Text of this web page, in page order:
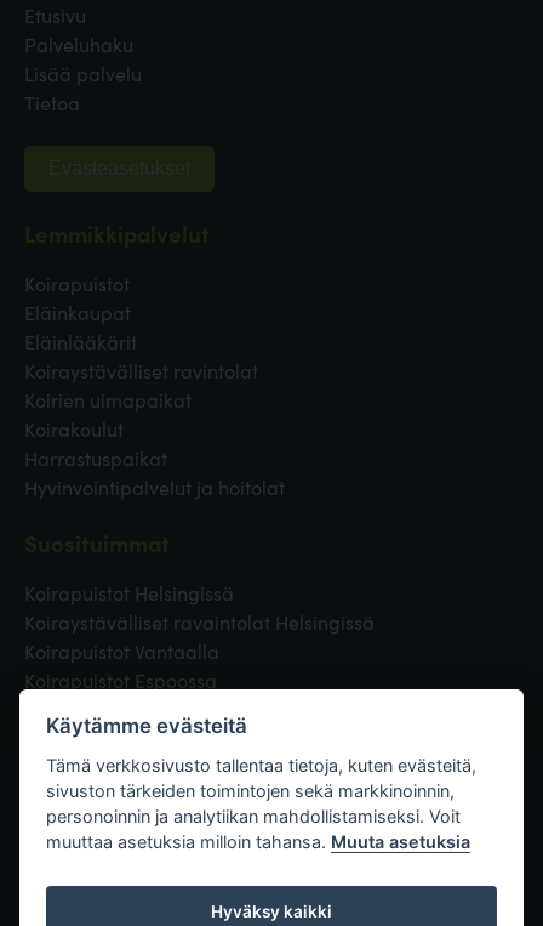
Etusivu
Palveluhaku
Lisää palvelu
Tietoa
Evästeasetukset
Koirapuistot
Eläinkaupat
Eläinlääkärit
Koiraystävälliset ravintolat
Koirien uimapaikat
Koirakoulut
Harrastuspaikat
Hyvinvointipalvelut ja hoitolat
Koirapuistot Helsingissä
Koiraystävälliset ravaintolat Helsingissä
Koirapuistot Vantaalla
Koirapuistot Espoossa
Eläinlääkäri Helsingissä
Koirapuistot Tampereella
Linkit
Käytämme evästeitä
Tämä verkkosivusto tallentaa tietoja, kuten evästeitä,
sivuston tärkeiden toimintojen sekä markkinoinnin,
personoinnin ja analytiikan mahdollistamiseksi. Voit
muuttaa asetuksia milloin tahansa. Muuta asetuksia
Hyväksy kaikki